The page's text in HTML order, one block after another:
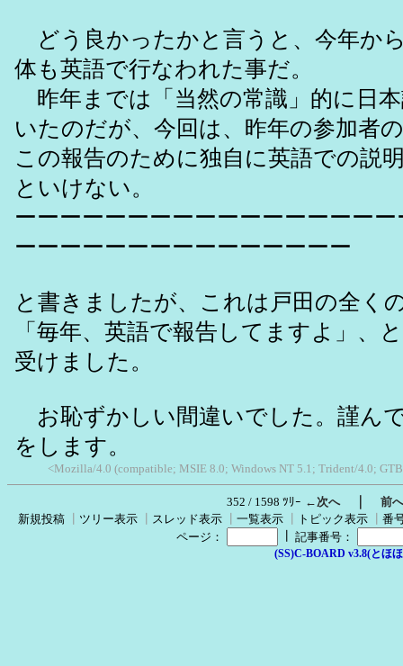
どう良かったかと言うと、今年か
体も英語で行なわれた事だ。
昨年までは「当然の常識」的に日
いたのだが、今回は、昨年の参加者
この報告のために独自に英語での説
といけない。
ーーーーーーーーーーーーーーーー
ーーーーーーーーーーーーーーー
と書きましたが、これは戸田の全く
「毎年、英語で報告してますよ」、
受けました。
お恥ずかしい間違いでした。謹ん
をします。
<Mozilla/4.0 (compatible; MSIE 8.0; Windows NT 5.1; Trident/4.0;
352 / 1598 ﾂﾘｰ ←次へ｜ 前
新規投稿
ツリー表示 スレッド表示 一覧表示 トピック表示
番
ページ：
記事番号：
(SS)C-BOARD v3.8(とほ